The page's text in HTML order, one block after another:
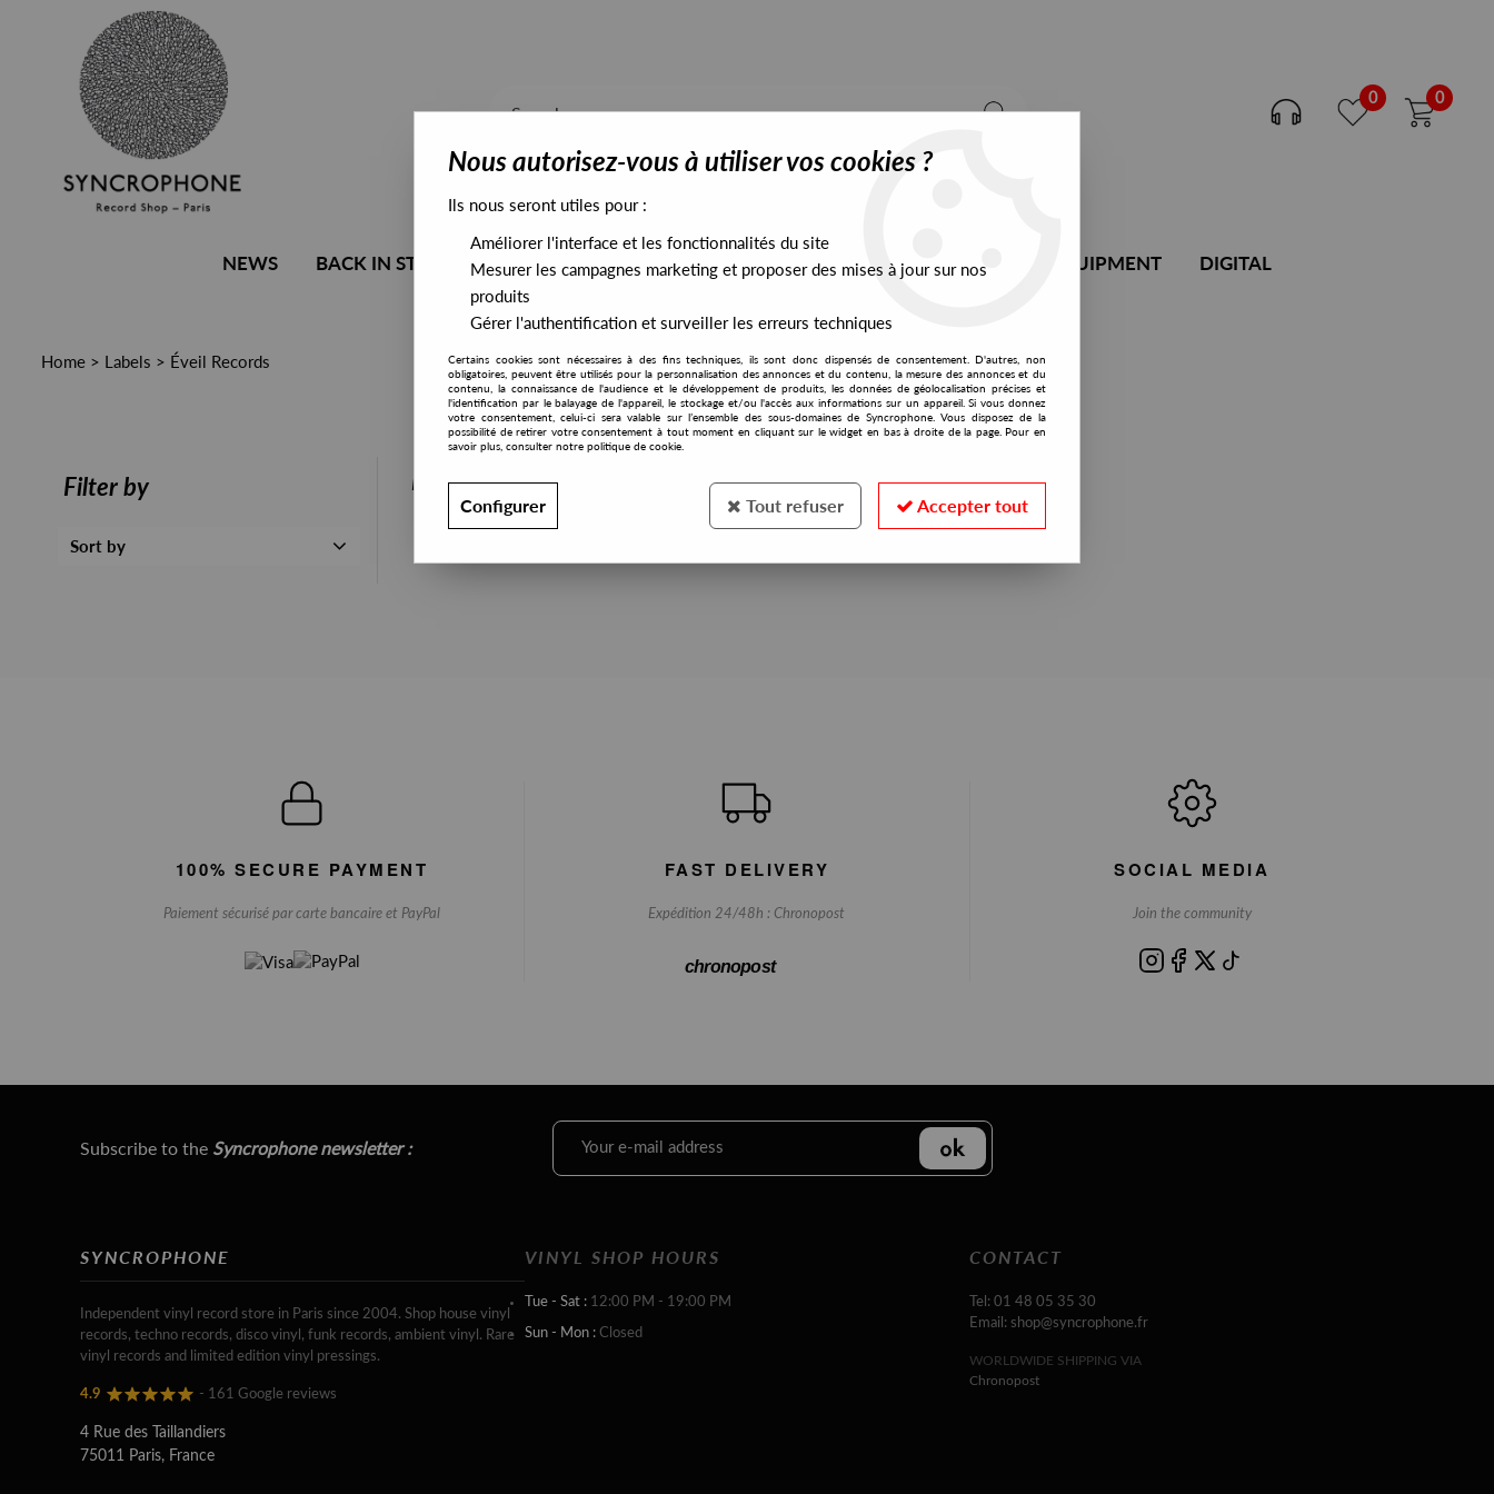
0 0
NEWS BACK IN STOCK ALL STOCK EXCLUSIVES PRESALES EXCLUSIVES DJ EQUIPMENT DIGITAL
Home > Labels > Éveil Records
Filter by
Sort by
PRESALES EXCLUSIVES
100% SECURE PAYMENT
Paiement sécurisé par carte bancaire et PayPal
FAST DELIVERY
Expédition 24/48h : Chronopost
chronopost
SOCIAL MEDIA
Join the community
Subscribe to the Syncrophone newsletter :
SYNCROPHONE
Independent vinyl record store in Paris since 2004. Shop house vinyl
records, techno records, disco vinyl, funk records, ambient vinyl. Rare
vinyl records and limited edition vinyl pressings.
4.9 - 161 Google reviews
4 Rue des Taillandiers
75011 Paris, France
VINYL SHOP HOURS
Tue - Sat : 12:00 PM - 19:00 PM
Sun - Mon : Closed
CONTACT
Tel: 01 48 05 35 30
Email: shop@syncrophone.fr
WORLDWIDE SHIPPING VIA
Chronopost
Nous autorisez-vous à utiliser vos cookies ?
Ils nous seront utiles pour :
Améliorer l'interface et les fonctionnalités du site
Mesurer les campagnes marketing et proposer des mises à jour sur nos
produits
Gérer l'authentification et surveiller les erreurs techniques
Certains cookies sont nécessaires à des fins techniques, ils sont donc dispensés de consentement. D'autres, non
obligatoires, peuvent être utilisés pour la personnalisation des annonces et du contenu, la mesure des annonces et du
contenu, la connaissance de l'audience et le développement de produits, les données de géolocalisation précises et
l'identification par le balayage de l'appareil, le stockage et/ou l'accès aux informations sur un appareil. Si vous donnez
votre consentement, celui-ci sera valable sur l’ensemble des sous-domaines de Syncrophone. Vous disposez de la
possibilité de retirer votre consentement à tout moment en cliquant sur le widget en bas à droite de la page. Pour en
savoir plus, consulter notre politique de cookie.
Configurer Tout refuser Accepter tout